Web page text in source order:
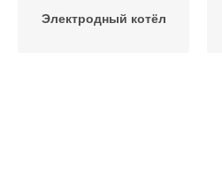
Электродный котёл